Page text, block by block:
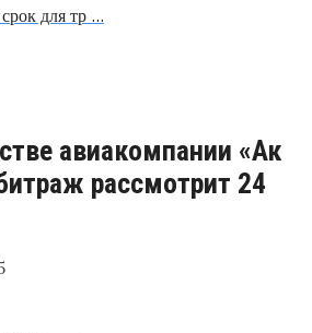
для тр …
авиакомпании «Ак
рассмотрит 24